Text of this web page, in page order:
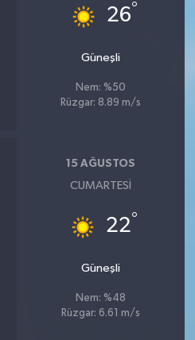
26°
Güneşli
Nem: %50
Rüzgar: 8.89 m/s
15 AĞUSTOS
CUMARTESI
22°
Güneşli
Nem: %48
Rüzgar: 6.61 m/s